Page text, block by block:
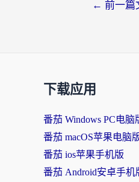
← 前一篇
下载应用
番茄 Windows PC电脑
番茄 macOS苹果电脑
番茄 ios苹果手机版
番茄 Android安卓手机